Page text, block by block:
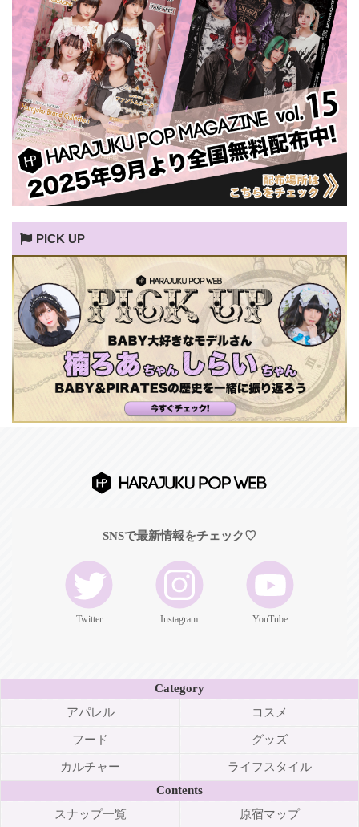
PICK UP
SNSで最新情報をチェック♡
Twitter Instagram YouTube
Category
アパレル
コスメ
フード グッズ
カルチャー
ライフスタイル
Contents
スナップ一覧
原宿マップ